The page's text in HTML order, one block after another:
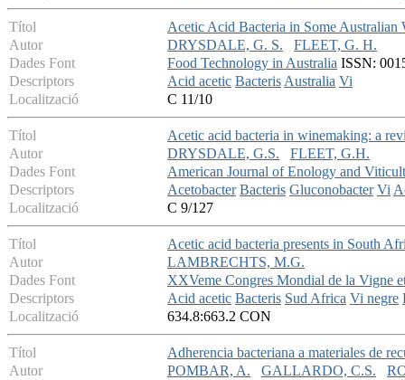
Títol
Acetic Acid Bacteria in Some Australian
Autor
DRYSDALE, G. S.
FLEET, G. H.
Dades Font
Food Technology in Australia ISSN:
Descriptors
Acid acetic BacterisAustralia Vi
Localització
C 11/10
Títol
Acetic acid bacteria in winemaking: a
Autor
DRYSDALE, G.S.
FLEET, G.H.
Dades Font
American Journal of Enology and
Descriptors
Acetobacter Bacteris Gluconobacter Vi
Localització
C 9/127
Títol
Acetic acid bacteria presents in South
Autor
LAMBRECHTS, M.G.
Dades Font
XXVeme Congres Mondial de la Vigne
Descriptors
Acid acetic Bacteris Sud Africa Vi negre
Localització
634.8:663.2 CON
Títol
Adherencia bacteriana a materiales de
Autor
POMBAR, A. GALLARDO, C.S.